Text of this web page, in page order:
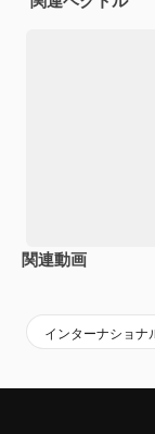
関連動画
インターナショナ